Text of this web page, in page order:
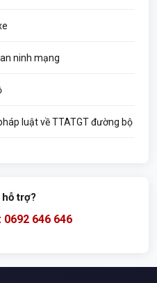
ninh mạng
luật về TTATGT đường bộ
hỗ trợ?
646 646